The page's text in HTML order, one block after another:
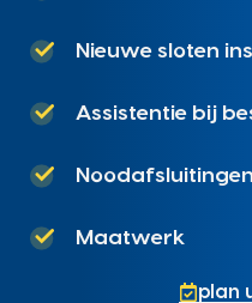
Nieuwe sloten
Assistentie bij
Noodafsluitingen
Maatwerk
plan